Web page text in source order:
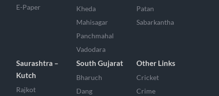
E-Paper
Kheda
Mahisagar
Panchmahal
Vadodara
Patan
Sabarkantha
Saurashtra –
Kutch
Rajkot
South Gujarat
Bharuch
Dang
Other Links
Cricket
Crime